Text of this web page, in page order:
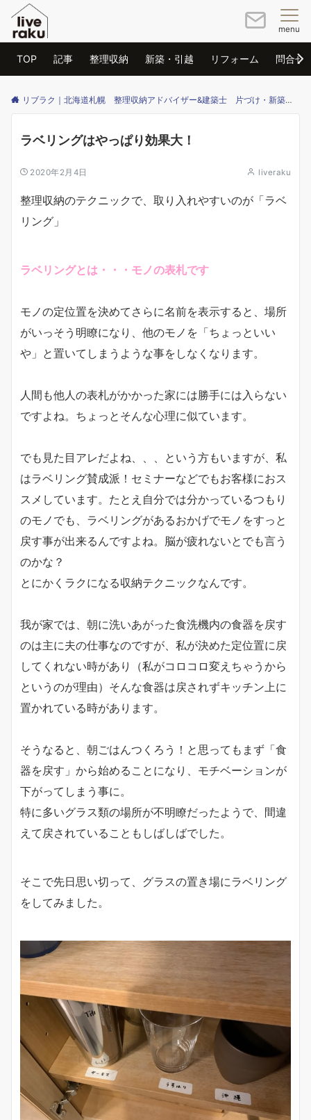
menu
TOP 記事 整理収納 新築・引越 リフォーム 問合せ
リブラク｜北海道札幌 整理収納アドバイザー&建築士 片づけ・新築・リフォームのご相談はリブラクまで
ラベリングはやっぱり効果大！
2020年2月4日 liveraku
整理収納のテクニックで、取り入れやすいのが「ラベ
リング」
ラベリングとは・・・モノの表札です
モノの定位置を決めてさらに名前を表示すると、場所
がいっそう明瞭になり、他のモノを「ちょっといい
や」と置いてしまうような事をしなくなります。
人間も他人の表札がかかった家には勝手には入らない
ですよね。ちょっとそんな心理に似ています。
でも見た目アレだよね、、、という方もいますが、私
はラベリング賛成派！セミナーなどでもお客様におス
スメしています。たとえ自分では分かっているつもり
のモノでも、ラベリングがあるおかげでモノをすっと
戻す事が出来るんですよね。脳が疲れないとでも言う
のかな？
とにかくラクになる収納テクニックなんです。
我が家では、朝に洗いあがった食洗機内の食器を戻す
のは主に夫の仕事なのですが、私が決めた定位置に戻
してくれない時があり（私がコロコロ変えちゃうから
というのが理由）そんな食器は戻されずキッチン上に
置かれている時があります。
そうなると、朝ごはんつくろう！と思ってもまず「食
器を戻す」から始めることになり、モチベーションが
下がってしまう事に。
特に多いグラス類の場所が不明瞭だったようで、間違
えて戻されていることもしばしばでした。
そこで先日思い切って、グラスの置き場にラベリング
をしてみました。